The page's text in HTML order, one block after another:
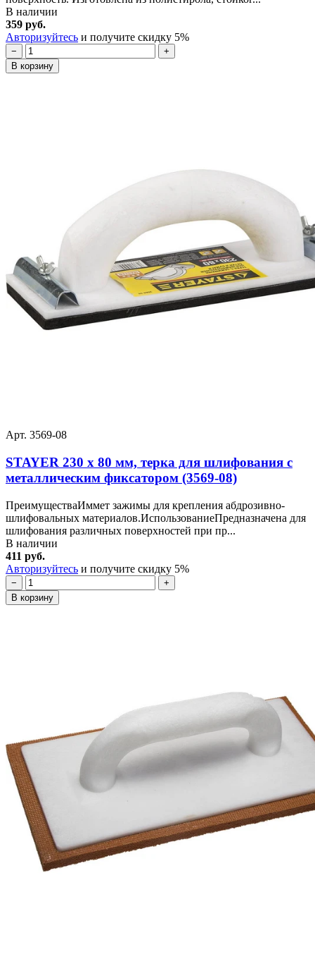
В наличии
359 руб.
Авторизуйтесь и получите скидку 5%
−
+
В корзину
Арт. 3569-08
STAYER 230 x 80 мм, терка для шлифования с
металлическим фиксатором (3569-08)
ПреимуществаИммет зажимы для крепления абдрозивно-
шлифовальных материалов.ИспользованиеПредназначена для
шлифования различных поверхностей при пр...
В наличии
411 руб.
Авторизуйтесь и получите скидку 5%
−
+
В корзину